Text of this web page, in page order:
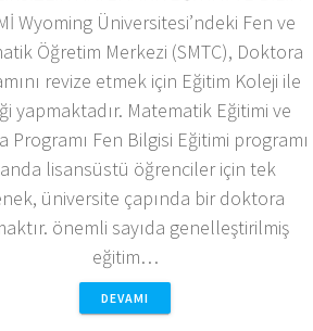
Wyoming Üniversitesi’ndeki Fen ve
Öğretim Merkezi (SMTC), Doktora
revize etmek için Eğitim Koleji ile
yapmaktadır. Matematik Eğitimi ve
Programı Fen Bilgisi Eğitimi programı
lisansüstü öğrenciler için tek
üniversite çapında bir doktora
önemli sayıda genelleştirilmiş
eğitim…
DEVAMI